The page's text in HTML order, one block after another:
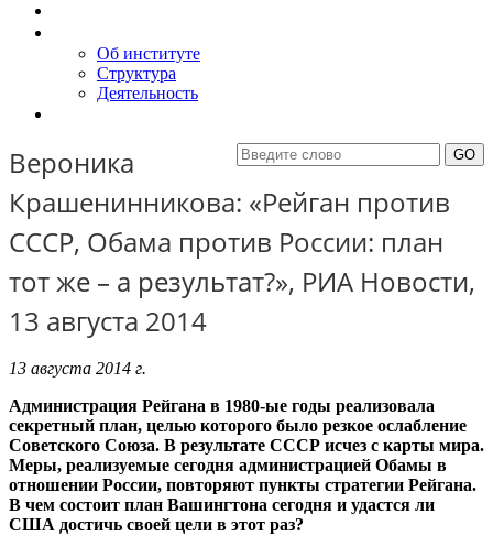
Об институте
Структура
Деятельность
Вероника
Крашенинникова: «Рейган против
СССР, Обама против России: план
тот же – а результат?», РИА Новости,
13 августа 2014
13 августа 2014 г.
Администрация Рейгана в 1980-ые годы реализовала
секретный план, целью которого было резкое ослабление
Советского Союза. В результате СССР исчез с карты мира.
Меры, реализуемые сегодня администрацией Обамы в
отношении России, повторяют пункты стратегии Рейгана.
В чем состоит план Вашингтона сегодня и удастся ли
США достичь своей цели в этот раз?